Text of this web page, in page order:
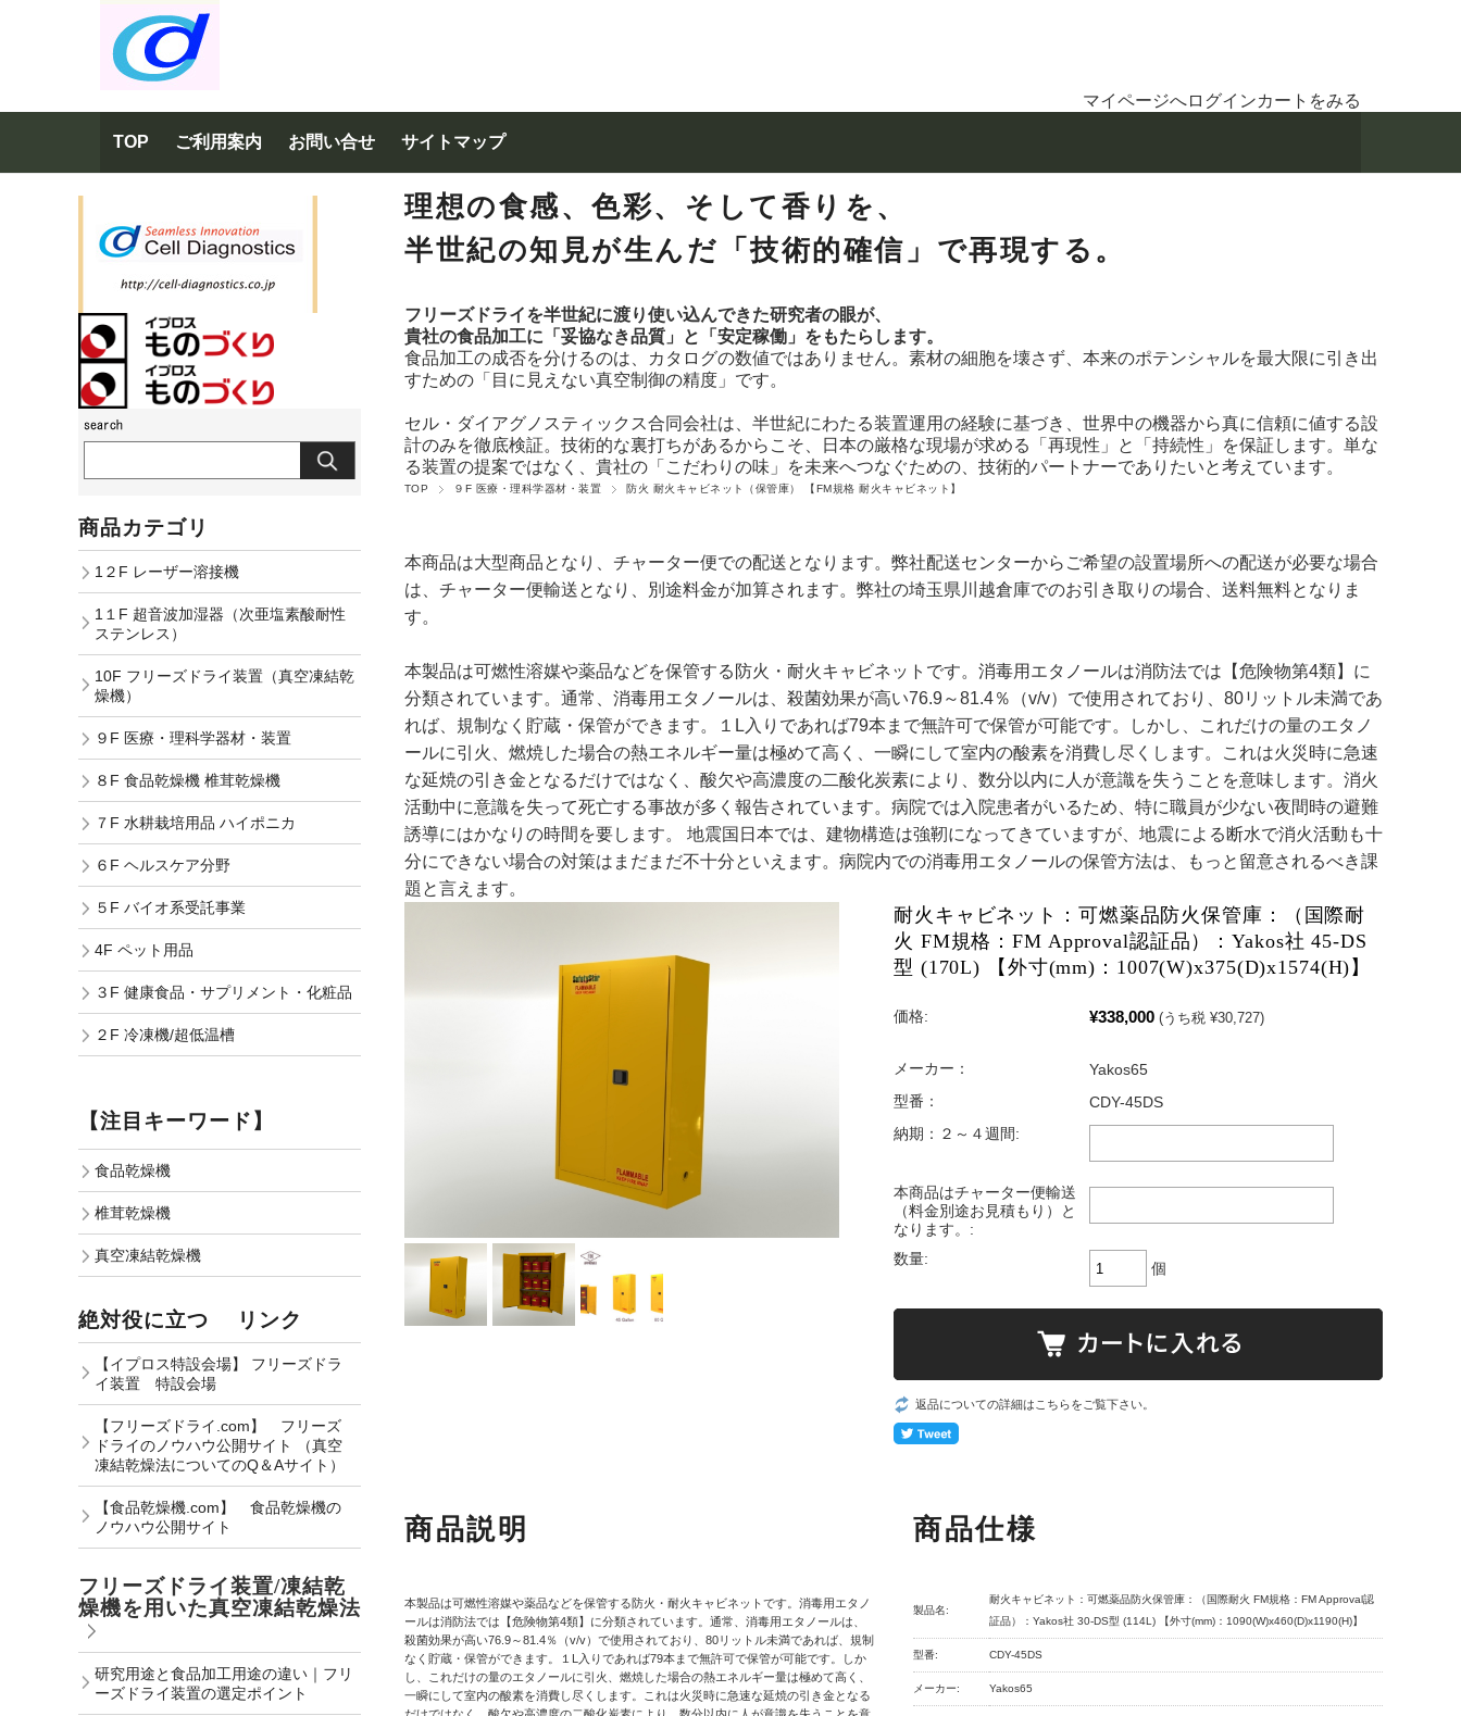
マイページへログインカートをみる
TOP ご利用案内 お問い合せ サイトマップ
理想の食感、色彩、そして香りを、
半世紀の知見が生んだ「技術的確信」で再現する。
フリーズドライを半世紀に渡り使い込んできた研究者の眼が、
貴社の食品加工に「妥協なき品質」と「安定稼働」をもたらします。
食品加工の成否を分けるのは、カタログの数値ではありません。素材の細胞を壊さず、本来のポテンシャルを最大限に引き出
すための「目に見えない真空制御の精度」です。
セル・ダイアグノスティックス合同会社は、半世紀にわたる装置運用の経験に基づき、世界中の機器から真に信頼に値する設
計のみを徹底検証。技術的な裏打ちがあるからこそ、日本の厳格な現場が求める「再現性」と「持続性」を保証します。単な
る装置の提案ではなく、貴社の「こだわりの味」を未来へつなぐための、技術的パートナーでありたいと考えています。
TOP ９F 医療・理科学器材・装置 防火 耐火キャビネット（保管庫） 【FM規格 耐火キャビネット】
本商品は大型商品となり、チャーター便での配送となります。弊社配送センターからご希望の設置場所への配送が必要な場合
は、チャーター便輸送となり、別途料金が加算されます。弊社の埼玉県川越倉庫でのお引き取りの場合、送料無料となりま
す。
本製品は可燃性溶媒や薬品などを保管する防火・耐火キャビネットです。消毒用エタノールは消防法では【危険物第4類】に
分類されています。通常、消毒用エタノールは、殺菌効果が高い76.9～81.4％（v/v）で使用されており、80リットル未満であ
れば、規制なく貯蔵・保管ができます。１L入りであれば79本まで無許可で保管が可能です。しかし、これだけの量のエタノ
ールに引火、燃焼した場合の熱エネルギー量は極めて高く、一瞬にして室内の酸素を消費し尽くします。これは火災時に急速
な延焼の引き金となるだけではなく、酸欠や高濃度の二酸化炭素により、数分以内に人が意識を失うことを意味します。消火
活動中に意識を失って死亡する事故が多く報告されています。病院では入院患者がいるため、特に職員が少ない夜間時の避難
誘導にはかなりの時間を要します。 地震国日本では、建物構造は強靭になってきていますが、地震による断水で消火活動も十
分にできない場合の対策はまだまだ不十分といえます。病院内での消毒用エタノールの保管方法は、もっと留意されるべき課
題と言えます。
耐火キャビネット：可燃薬品防火保管庫：（国際耐
火 FM規格：FM Approval認証品）：Yakos社 45-DS
型 (170L) 【外寸(mm)：1007(W)x375(D)x1574(H)】
価格: ¥338,000 (うち税 ¥30,727)
メーカー：
Yakos65
型番：
CDY-45DS
納期：２～４週間:
本商品はチャーター便輸送
（料金別途お見積もり）と
なります。:
数量:
個
返品についての詳細はこちらをご覧下さい。
商品説明
本製品は可燃性溶媒や薬品などを保管する防火・耐火キャビネットです。消毒用エタノ
ールは消防法では【危険物第4類】に分類されています。通常、消毒用エタノールは、
殺菌効果が高い76.9～81.4％（v/v）で使用されており、80リットル未満であれば、規制
なく貯蔵・保管ができます。１L入りであれば79本まで無許可で保管が可能です。しか
し、これだけの量のエタノールに引火、燃焼した場合の熱エネルギー量は極めて高く、
一瞬にして室内の酸素を消費し尽くします。これは火災時に急速な延焼の引き金となる
商品仕様
製品名:
耐火キャビネット：可燃薬品防火保管庫：（国際耐火 FM規格：FM Approval認
証品）：Yakos社 30-DS型 (114L) 【外寸(mm)：1090(W)x460(D)x1190(H)】
型番: CDY-45DS
メーカー: Yakos65
商品カテゴリ
1２F レーザー溶接機
1１F 超音波加湿器（次亜塩素酸耐性
ステンレス）
10F フリーズドライ装置（真空凍結乾
燥機）
９F 医療・理科学器材・装置
８F 食品乾燥機 椎茸乾燥機
７F 水耕栽培用品 ハイポニカ
６F ヘルスケア分野
５F バイオ系受託事業
4F ペット用品
３F 健康食品・サプリメント・化粧品
２F 冷凍機/超低温槽
【注目キーワード】
食品乾燥機
椎茸乾燥機
真空凍結乾燥機
絶対役に立つ リンク
【イプロス特設会場】 フリーズドラ
イ装置 特設会場
【フリーズドライ.com】 フリーズ
ドライのノウハウ公開サイト （真空
凍結乾燥法についてのQ＆Aサイト）
【食品乾燥機.com】 食品乾燥機の
ノウハウ公開サイト
フリーズドライ装置/凍結乾
燥機を用いた真空凍結乾燥法
研究用途と食品加工用途の違い｜フリ
ーズドライ装置の選定ポイント